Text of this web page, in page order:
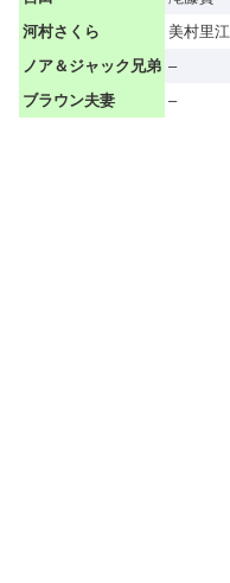
河村さくら 美村里江
ノア＆ジャック兄弟 –
ブラウン夫妻 –